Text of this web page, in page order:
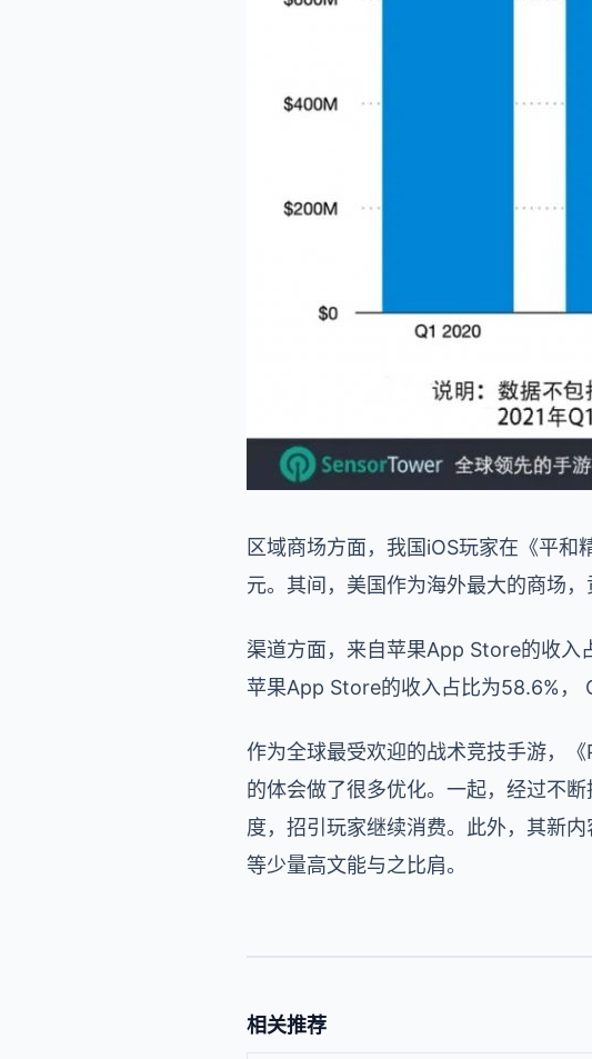
区域商场方面，我国iOS玩家在《平
元。其间，美国作为海外最大的商场
渠道方面，来自苹果App Store的收入
苹果App Store的收入占比为58.6%，
作为全球最受欢迎的战术竞技手游，
的体会做了很多优化。一起，经过不
度，招引玩家继续消费。此外，其新
等少量高文能与之比肩。
相关推荐